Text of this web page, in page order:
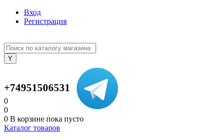
Вход
Регистрация
+74951506531
0
0
0 В корзине пока пусто
Каталог товаров